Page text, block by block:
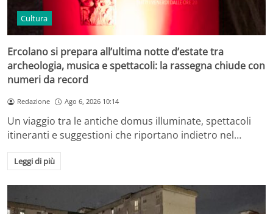
Cultura
Ercolano si prepara all’ultima notte d’estate tra
archeologia, musica e spettacoli: la rassegna chiude con
numeri da record
Redazione Ago 6, 2026 10:14
Un viaggio tra le antiche domus illuminate, spettacoli
itineranti e suggestioni che riportano indietro nel…
Leggi di più